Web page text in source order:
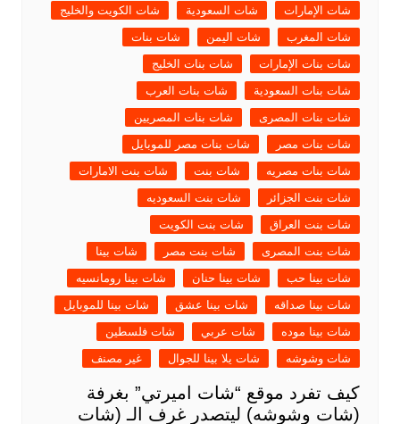
شات الإمارات
شات السعودية
شات الكويت والخليج
شات المغرب
شات اليمن
شات بنات
شات بنات الإمارات
شات بنات الخليج
شات بنات السعودية
شات بنات العرب
شات بنات المصرى
شات بنات المصريين
شات بنات مصر
شات بنات مصر للموبايل
شات بنات مصريه
شات بنت
شات بنت الامارات
شات بنت الجزائر
شات بنت السعوديه
شات بنت العراق
شات بنت الكويت
شات بنت المصرى
شات بنت مصر
شات بينا
شات بينا حب
شات بينا حنان
شات بينا رومانسيه
شات بينا صداقه
شات بينا عشق
شات بينا للموبايل
شات بينا موده
شات عربي
شات فلسطين
شات وشوشه
شات يلا بينا للجوال غير مصنف
كيف تفرد موقع “شات اميرتي” بغرفة
(شات وشوشه) ليتصدر غرف الـ (شات